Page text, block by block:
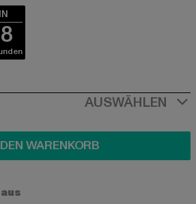
AUSWÄHLEN
WARENKORB